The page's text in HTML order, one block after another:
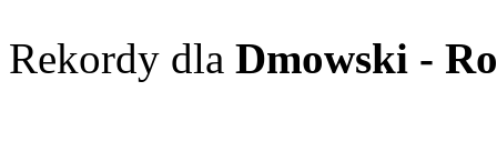
Rekordy dla Dmowski -